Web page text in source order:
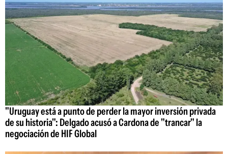
"Uruguay está a punto de perder la mayor inversión privada
de su historia": Delgado acusó a Cardona de "trancar" la
negociación de HIF Global